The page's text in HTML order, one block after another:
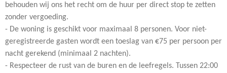
behouden wij ons het recht om de huur per direct stop te zetten
zonder vergoeding.
- De woning is geschikt voor maximaal 8 personen. Voor niet-
geregistreerde gasten wordt een toeslag van €75 per persoon per
nacht gerekend (minimaal 2 nachten).
- Respecteer de rust van de buren en de leefregels. Tussen 22:00